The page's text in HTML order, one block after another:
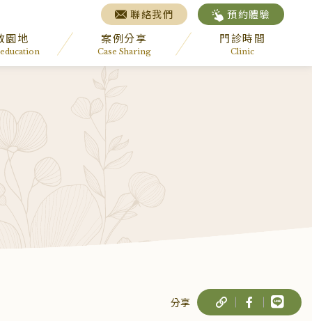
聯絡我們 預約體驗
園地 案例分享
Case Sharing
門診時間
Clinic
分享